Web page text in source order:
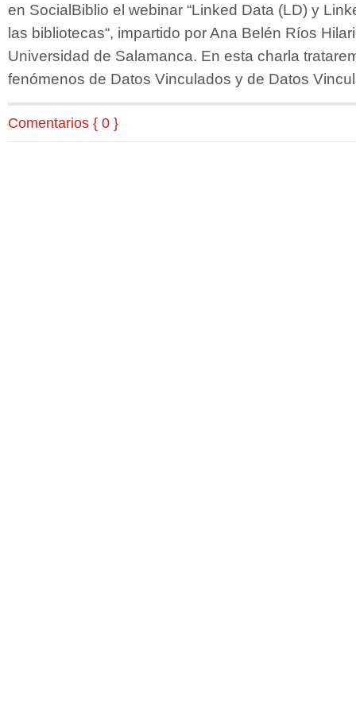
en SocialBiblio el webinar “Linked Data (LD) y
las bibliotecas“, impartido por Ana Belén Ríos
Universidad de Salamanca. En esta charla
fenómenos de Datos Vinculados y de Datos
Comentarios { 0 }